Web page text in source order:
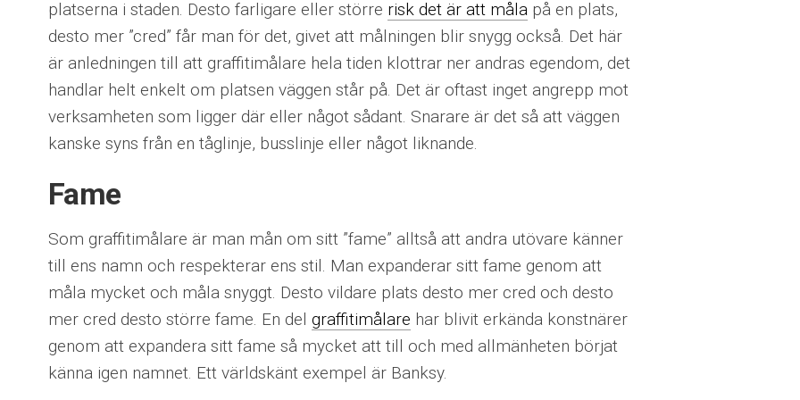
platserna i staden. Desto farligare eller större risk det är att måla på en plats,
desto mer ”cred” får man för det, givet att målningen blir snygg också. Det här
är anledningen till att graffitimålare hela tiden klottrar ner andras egendom, det
handlar helt enkelt om platsen väggen står på. Det är oftast inget angrepp mot
verksamheten som ligger där eller något sådant. Snarare är det så att väggen
kanske syns från en tåglinje, busslinje eller något liknande.
Fame
Som graffitimålare är man mån om sitt ”fame” alltså att andra utövare känner
till ens namn och respekterar ens stil. Man expanderar sitt fame genom att
måla mycket och måla snyggt. Desto vildare plats desto mer cred och desto
mer cred desto större fame. En del graffitimålare har blivit erkända konstnärer
genom att expandera sitt fame så mycket att till och med allmänheten börjat
känna igen namnet. Ett världskänt exempel är Banksy.